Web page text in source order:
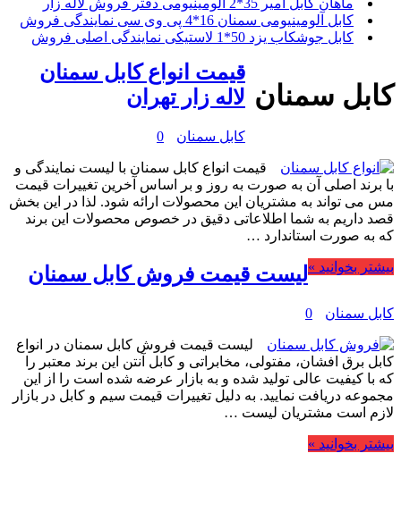
ماهان کابل امیر 35*2 آلومینیومی دفتر فروش لاله زار
کابل آلومینیومی سمنان 16*4 پی وی سی نمایندگی فروش
کابل جوشکاب یزد 50*1 لاستیکی نمایندگی اصلی فروش
کابل سمنان
قیمت انواع کابل سمنان
لاله زار تهران
کابل سمنان 0
قیمت انواع کابل سمنان با لیست نمایندگی و
با برند اصلی آن به صورت به روز و بر اساس آخرین تغییرات قیمت
مس می تواند به مشتریان این محصولات ارائه شود. لذا در این بخش
قصد داریم به شما اطلاعاتی دقیق در خصوص محصولات این برند
که به صورت استاندارد …
بیشتر بخوانید »لیست قیمت فروش کابل سمنان
کابل سمنان 0
لیست قیمت فروش کابل سمنان در انواع
کابل برق افشان، مفتولی، مخابراتی و کابل آنتن این برند معتبر را
که با کیفیت عالی تولید شده و به بازار عرضه شده است را از این
مجموعه دریافت نمایید. به دلیل تغییرات قیمت سیم و کابل در بازار
لازم است مشتریان لیست …
بیشتر بخوانید »